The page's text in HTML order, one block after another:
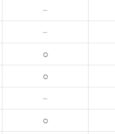
－
－
○
○
－
○